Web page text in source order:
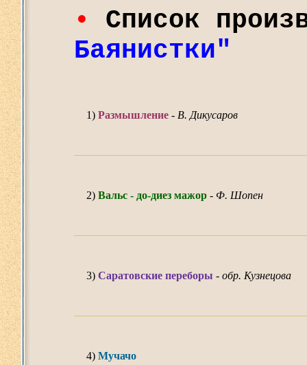
•
Список
Баянистки"
1) Размышление - В. Дикусаров
2) Вальс - до-диез мажор - Ф. Шопен
3) Саратовские переборы - обр. Кузнецова
4) Мучачо